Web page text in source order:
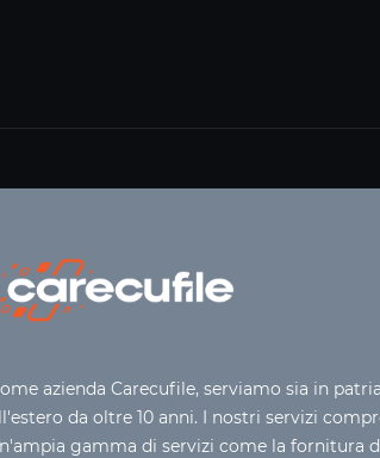
azienda Carecufile, serviamo sia in
da oltre 10 anni. I nostri servizi
gamma di servizi come la fornitura